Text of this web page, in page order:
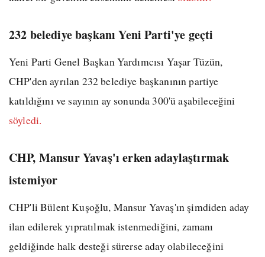
232 belediye başkanı Yeni Parti'ye geçti
Yeni Parti Genel Başkan Yardımcısı Yaşar Tüzün,
CHP'den ayrılan 232 belediye başkanının partiye
katıldığını ve sayının ay sonunda 300'ü aşabileceğini
söyledi.
CHP, Mansur Yavaş'ı erken adaylaştırmak
istemiyor
CHP'li Bülent Kuşoğlu, Mansur Yavaş'ın şimdiden aday
ilan edilerek yıpratılmak istenmediğini, zamanı
geldiğinde halk desteği sürerse aday olabileceğini